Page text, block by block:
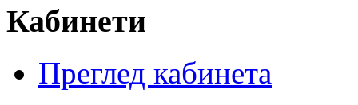
Кабинети
Преглед кабинета